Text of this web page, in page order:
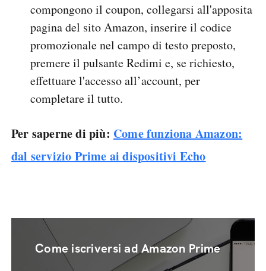
compongono il coupon, collegarsi all'apposita
pagina del sito Amazon, inserire il codice
promozionale nel campo di testo preposto,
premere il pulsante Redimi e, se richiesto,
effettuare l'accesso all’account, per
completare il tutto.
Per saperne di più: Come funziona Amazon:
dal servizio Prime ai dispositivi Echo
Come iscriversi ad Amazon Prime